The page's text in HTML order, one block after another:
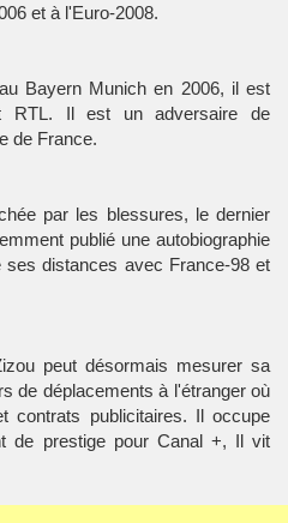
et à l'Euro-2008.
Bayern Munich en 2006, il est
RTL. Il est un adversaire de
de France.
par les blessures, le dernier
publié une autobiographie
ses distances avec France-98 et
peut désormais mesurer sa
de déplacements à l'étranger où
contrats publicitaires. Il occupe
de prestige pour Canal +, Il vit